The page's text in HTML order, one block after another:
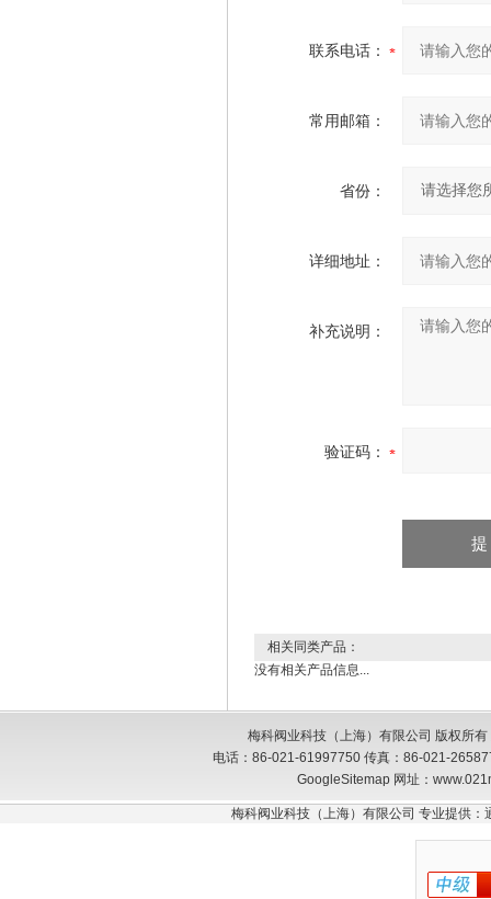
联系电话：
常用邮箱：
省份：
详细地址：
补充说明：
验证码：
相关同类产品：
没有相关产品信息...
梅科阀业科技（上海）有限公司 版权所
电话：86-021-61997750 传真：86-021-
GoogleSitemap网址：
梅科阀业科技（上海）有限公司 专业提供